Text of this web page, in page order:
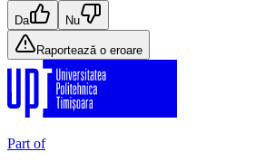
Da Nu
Raportează o eroare
Part of